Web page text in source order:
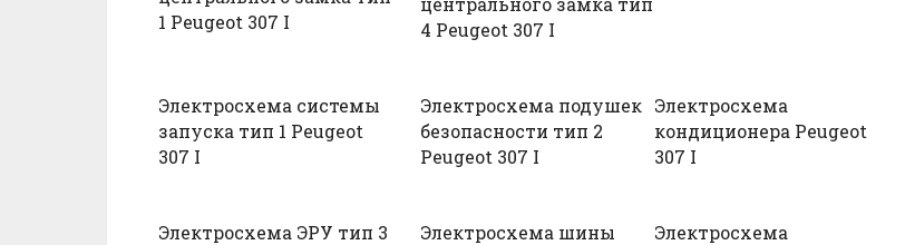
1 Peugeot 307 I
4 Peugeot 307 I
Электросхема системы
запуска тип 1 Peugeot
307 I
Электросхема подушек
безопасности тип 2
Peugeot 307 I
Электросхема
кондиционера Peugeot
307 I
Электросхема ЭРУ тип 3 Электросхема шины Электросхема